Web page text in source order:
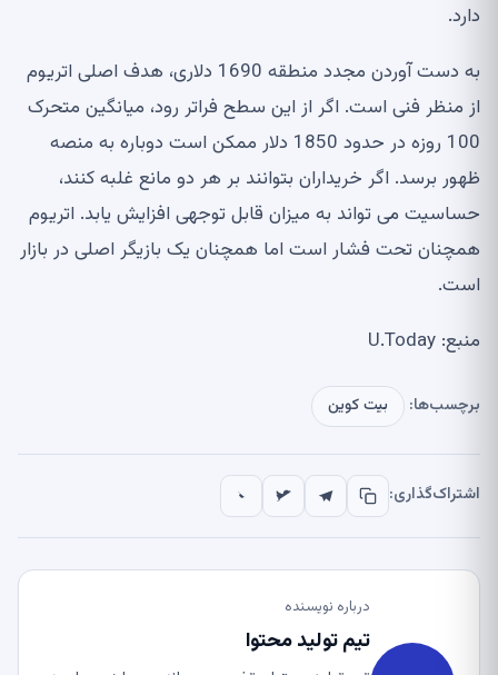
دارد.
به دست آوردن مجدد منطقه 1690 دلاری، هدف اصلی اتریوم
از منظر فنی است. اگر از این سطح فراتر رود، میانگین متحرک
100 روزه در حدود 1850 دلار ممکن است دوباره به منصه
ظهور برسد. اگر خریداران بتوانند بر هر دو مانع غلبه کنند،
حساسیت می تواند به میزان قابل توجهی افزایش یابد. اتریوم
همچنان تحت فشار است اما همچنان یک بازیگر اصلی در بازار
است.
منبع: U.Today
برچسب‌ها: بیت کوین
اشتراک‌گذاری:
درباره نویسنده
تیم تولید محتوا